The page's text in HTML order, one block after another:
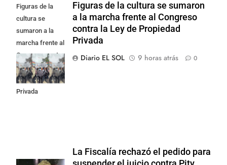
Figuras de la
cultura se
sumaron a la
marcha frente al
Congreso contra
la Ley de
Propiedad
Privada
Figuras de la cultura se sumaron
a la marcha frente al Congreso
contra la Ley de Propiedad
Privada
Diario EL SOL
9 horas atrás 0
La Fiscalía rechazó el pedido para